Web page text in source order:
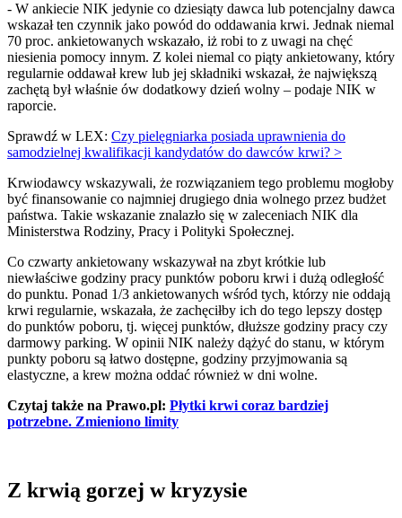
- W ankiecie NIK jedynie co dziesiąty dawca lub potencjalny dawca
wskazał ten czynnik jako powód do oddawania krwi. Jednak niemal
70 proc. ankietowanych wskazało, iż robi to z uwagi na chęć
niesienia pomocy innym. Z kolei niemal co piąty ankietowany, który
regularnie oddawał krew lub jej składniki wskazał, że największą
zachętą był właśnie ów dodatkowy dzień wolny – podaje NIK w
raporcie.
Sprawdź w LEX: Czy pielęgniarka posiada uprawnienia do
samodzielnej kwalifikacji kandydatów do dawców krwi? >
Krwiodawcy wskazywali, że rozwiązaniem tego problemu mogłoby
być finansowanie co najmniej drugiego dnia wolnego przez budżet
państwa. Takie wskazanie znalazło się w zaleceniach NIK dla
Ministerstwa Rodziny, Pracy i Polityki Społecznej.
Co czwarty ankietowany wskazywał na zbyt krótkie lub
niewłaściwe godziny pracy punktów poboru krwi i dużą odległość
do punktu. Ponad 1/3 ankietowanych wśród tych, którzy nie oddają
krwi regularnie, wskazała, że zachęciłby ich do tego lepszy dostęp
do punktów poboru, tj. więcej punktów, dłuższe godziny pracy czy
darmowy parking. W opinii NIK należy dążyć do stanu, w którym
punkty poboru są łatwo dostępne, godziny przyjmowania są
elastyczne, a krew można oddać również w dni wolne.
Czytaj także na Prawo.pl: Płytki krwi coraz bardziej
potrzebne. Zmieniono limity
Z krwią gorzej w kryzysie